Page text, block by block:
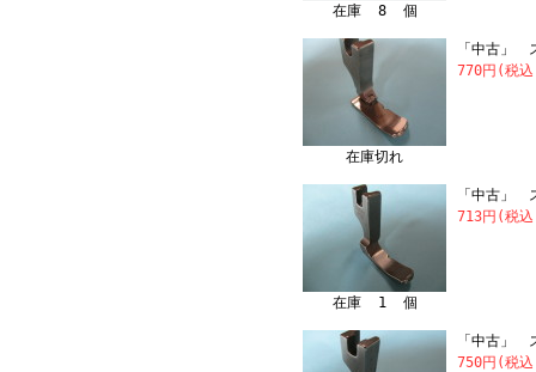
在庫 8 個
在庫切れ
「中古」
770円(税
在庫 1 個
「中古」
713円(税
「中古」
750円(税